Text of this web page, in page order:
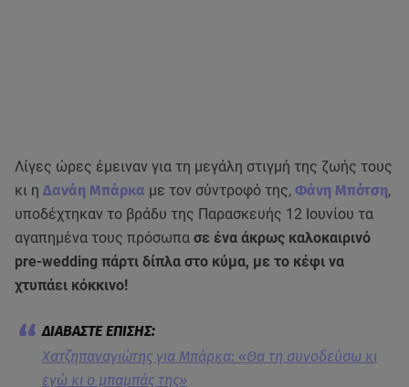
Λίγες ώρες έμειναν για τη μεγάλη στιγμή της ζωής τους
κι η Δανάη Μπάρκα με τον σύντροφό της, Φάνη Μπότση,
υποδέχτηκαν το βράδυ της Παρασκευής 12 Ιουνίου τα
αγαπημένα τους πρόσωπα σε ένα άκρως καλοκαιρινό
pre-wedding πάρτι δίπλα στο κύμα, με το κέφι να
χτυπάει κόκκινο!
Χατζηπαναγιώτης για Μπάρκα: «Θα τη συνοδεύσω κι
εγώ κι ο μπαμπάς της»